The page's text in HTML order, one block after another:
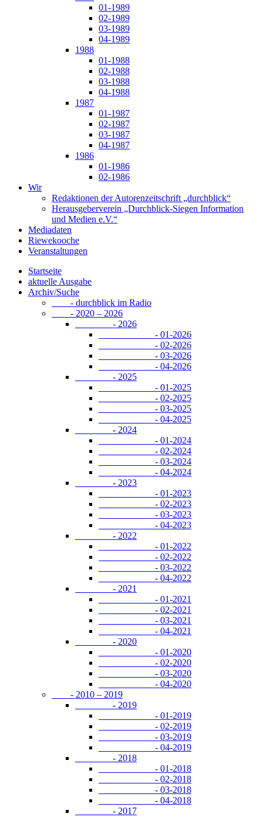
01-1989
02-1989
03-1989
04-1989
1988
01-1988
02-1988
03-1988
04-1988
1987
01-1987
02-1987
03-1987
04-1987
1986
01-1986
02-1986
Wir
Redaktionen der Autorenzeitschrift „durchblick“
Herausgeberverein „Durchblick-Siegen Information
und Medien e.V.“
Mediadaten
Riewekooche
Veranstaltungen
Startseite
aktuelle Ausgabe
Archiv/Suche
- durchblick im Radio
- 2020 – 2026
- 2026
- 01-2026
- 02-2026
- 03-2026
- 04-2026
- 2025
- 01-2025
- 02-2025
- 03-2025
- 04-2025
- 2024
- 01-2024
- 02-2024
- 03-2024
- 04-2024
- 2023
- 01-2023
- 02-2023
- 03-2023
- 04-2023
- 2022
- 01-2022
- 02-2022
- 03-2022
- 04-2022
- 2021
- 01-2021
- 02-2021
- 03-2021
- 04-2021
- 2020
- 01-2020
- 02-2020
- 03-2020
- 04-2020
- 2010 – 2019
- 2019
- 01-2019
- 02-2019
- 03-2019
- 04-2019
- 2018
- 01-2018
- 02-2018
- 03-2018
- 04-2018
- 2017